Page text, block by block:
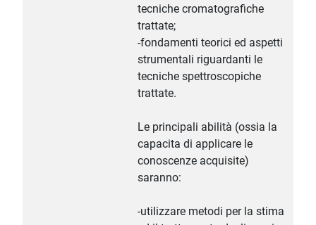
tecniche cromatografiche
trattate;
-fondamenti teorici ed aspetti
strumentali riguardanti le
tecniche spettroscopiche
trattate.
Le principali abilità (ossia la
capacita di applicare le
conoscenze acquisite)
saranno:
-utilizzare metodi per la stima